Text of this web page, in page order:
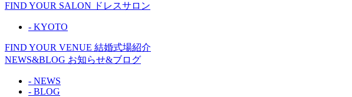
FIND YOUR SALON ドレスサロン
- KYOTO
FIND YOUR VENUE 結婚式場紹介
NEWS&BLOG お知らせ&ブログ
- NEWS
- BLOG